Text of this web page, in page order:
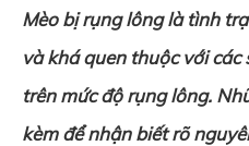
Mèo bị rụng lông là tình
và khá quen thuộc với các
trên mức độ rụng lông.
kèm để nhận biết rõ